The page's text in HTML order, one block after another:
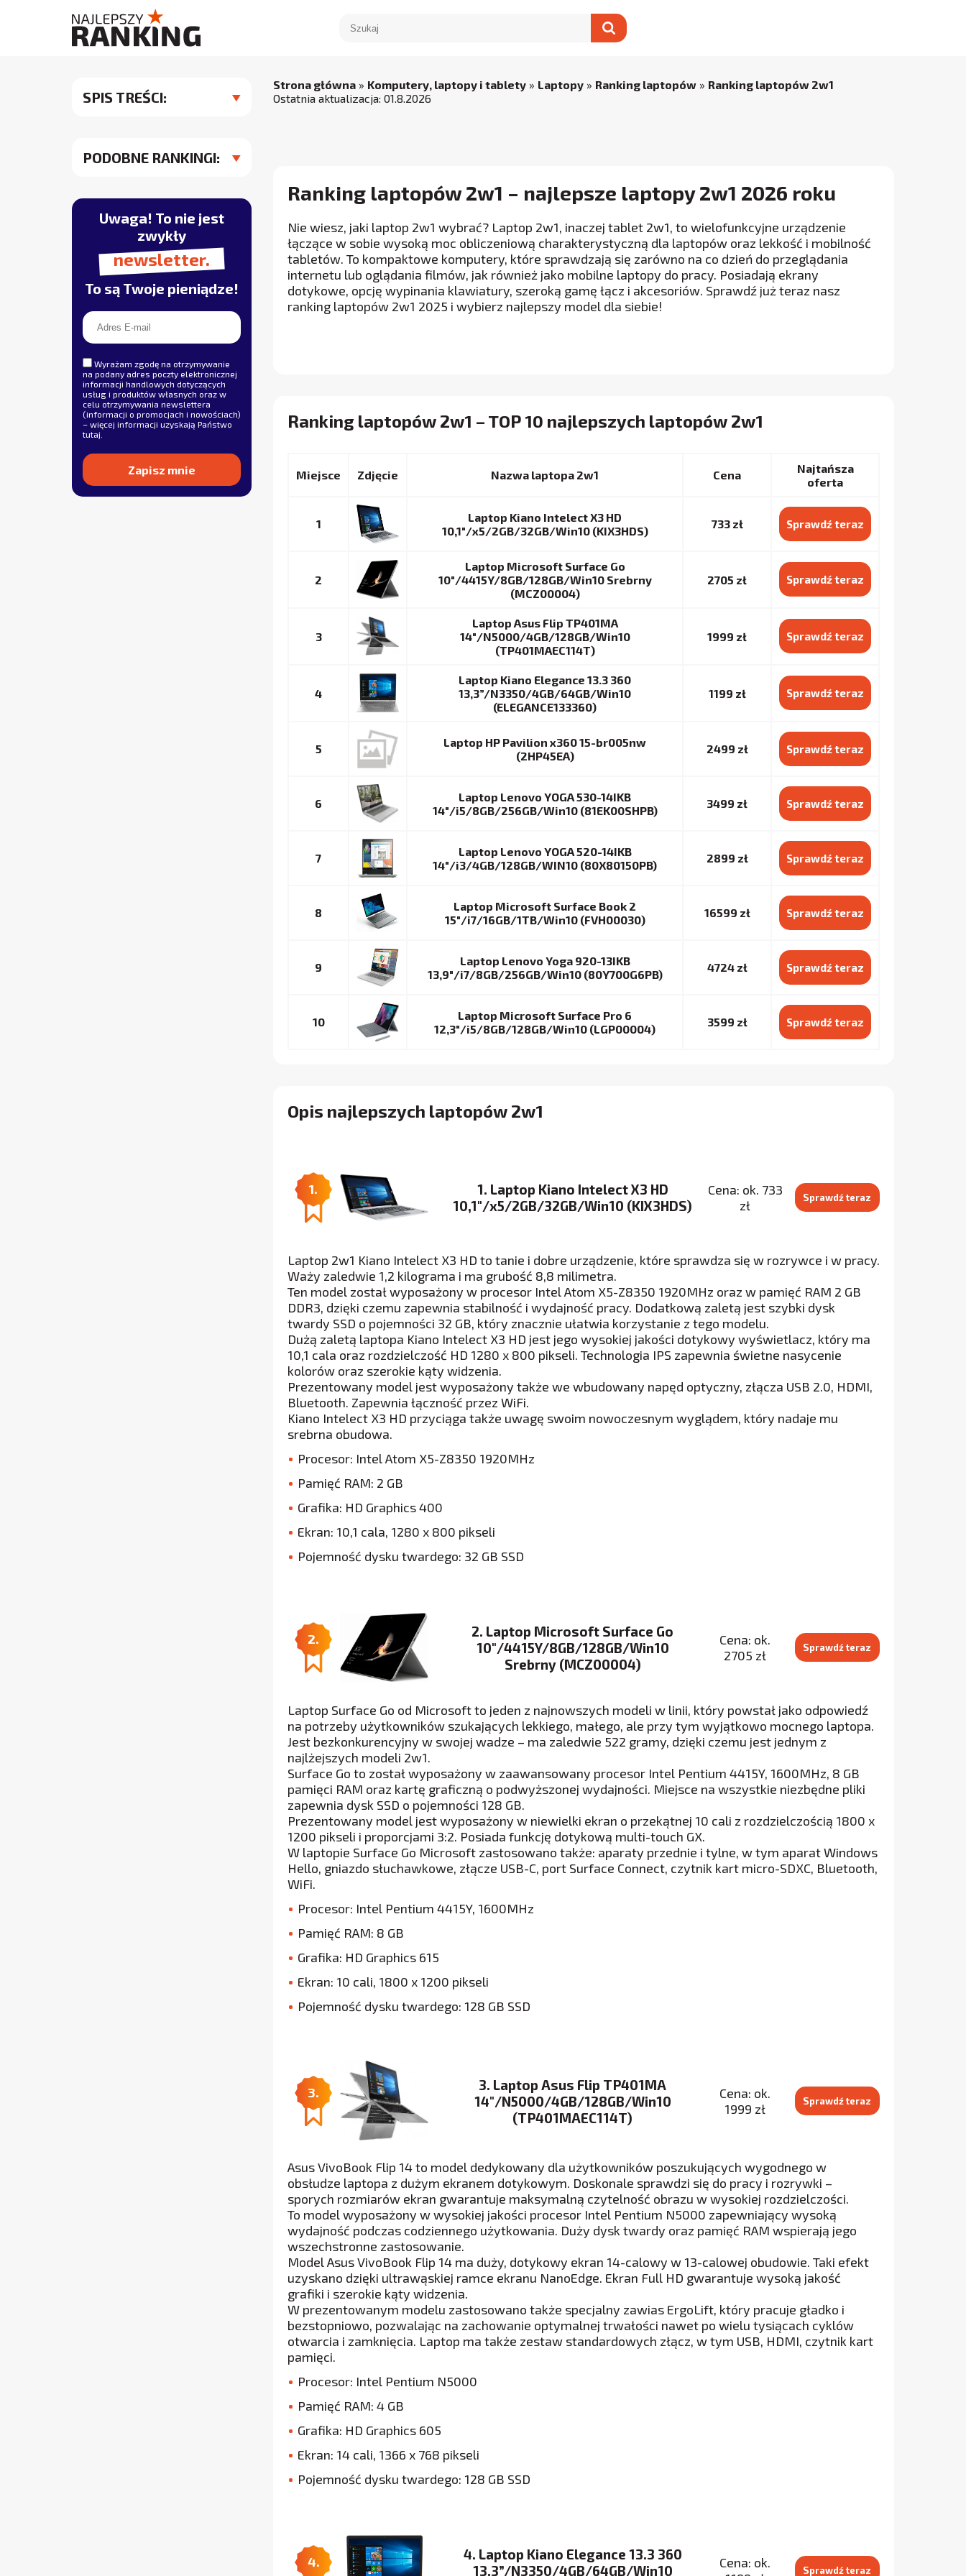
SPIS TREŚCI:
PODOBNE RANKINGI:
Uwaga! To nie jest
zwykły
newsletter.
To są Twoje pieniądze!
Wyrażam zgodę na otrzymywanie
na podany adres poczty elektronicznej
informacji handlowych dotyczących
usług i produktów własnych oraz w
celu otrzymywania newslettera
(informacji o promocjach i nowościach)
– więcej informacji uzyskają Państwo
tutaj
Strona główna » Komputery, laptopy i tablety » Laptopy » Ranking laptopów » Ranking laptopów 2w1
Ostatnia aktualizacja: 01.8.2026
Ranking laptopów 2w1 – najlepsze laptopy 2w1 2026 roku
Nie wiesz, jaki laptop 2w1 wybrać? Laptop 2w1, inaczej tablet 2w1, to wielofunkcyjne urządzenie
łączące w sobie wysoką moc obliczeniową charakterystyczną dla laptopów oraz lekkość i mobilność
tabletów. To kompaktowe komputery, które sprawdzają się zarówno na co dzień do przeglądania
internetu lub oglądania filmów, jak również jako mobilne laptopy do pracy. Posiadają ekrany
dotykowe, opcję wypinania klawiatury, szeroką gamę łącz i akcesoriów. Sprawdź już teraz nasz
ranking laptopów 2w1 2025 i wybierz najlepszy model dla siebie!
Ranking laptopów 2w1 – TOP 10 najlepszych laptopów 2w1
Miejsce Nazwa laptopa 2w1 Cena
Najtańsza
oferta
1
Laptop Kiano Intelect X3 HD
10,1″/x5/2GB/32GB/Win10 (KIX3HDS)
733 zł Sprawdź teraz
2
Laptop Microsoft Surface Go
10″/4415Y/8GB/128GB/Win10 Srebrny
(MCZ00004)
2705 zł Sprawdź teraz
3
Laptop Asus Flip TP401MA
14″/N5000/4GB/128GB/Win10
(TP401MAEC114T)
1999 zł Sprawdź teraz
4
Laptop Kiano Elegance 13.3 360
13,3”/N3350/4GB/64GB/Win10
(ELEGANCE133360)
1199 zł Sprawdź teraz
5
Laptop HP Pavilion x360 15-br005nw
(2HP45EA)
2499 zł Sprawdź teraz
6
Laptop Lenovo YOGA 530-14IKB
14″/i5/8GB/256GB/Win10 (81EK00SHPB)
3499 zł Sprawdź teraz
7
Laptop Lenovo YOGA 520-14IKB
14″/i3/4GB/128GB/WIN10 (80X80150PB)
2899 zł Sprawdź teraz
8
Laptop Microsoft Surface Book 2
15″/i7/16GB/1TB/Win10 (FVH00030)
16599 zł Sprawdź teraz
9
Laptop Lenovo Yoga 920-13IKB
13,9″/i7/8GB/256GB/Win10 (80Y700G6PB)
4724 zł Sprawdź teraz
10
Laptop Microsoft Surface Pro 6
12,3″/i5/8GB/128GB/Win10 (LGP00004)
3599 zł Sprawdź teraz
Opis najlepszych laptopów 2w1
1.
1. Laptop Kiano Intelect X3 HD
10,1″/x5/2GB/32GB/Win10 (KIX3HDS)
Cena: ok. 733
zł
Sprawdź teraz
Laptop 2w1 Kiano Intelect X3 HD to tanie i dobre urządzenie, które sprawdza się w rozrywce i w pracy.
Waży zaledwie 1,2 kilograma i ma grubość 8,8 milimetra.
Ten model został wyposażony w procesor Intel Atom X5-Z8350 1920MHz oraz w pamięć RAM 2 GB
DDR3, dzięki czemu zapewnia stabilność i wydajność pracy. Dodatkową zaletą jest szybki dysk
twardy SSD o pojemności 32 GB, który znacznie ułatwia korzystanie z tego modelu.
Dużą zaletą laptopa Kiano Intelect X3 HD jest jego wysokiej jakości dotykowy wyświetlacz, który ma
10,1 cala oraz rozdzielczość HD 1280 x 800 pikseli. Technologia IPS zapewnia świetne nasycenie
kolorów oraz szerokie kąty widzenia.
Prezentowany model jest wyposażony także we wbudowany napęd optyczny, złącza USB 2.0, HDMI,
Bluetooth. Zapewnia łączność przez WiFi.
Kiano Intelect X3 HD przyciąga także uwagę swoim nowoczesnym wyglądem, który nadaje mu
srebrna obudowa.
Procesor: Intel Atom X5-Z8350 1920MHz
Pamięć RAM: 2 GB
Grafika: HD Graphics 400
Ekran: 10,1 cala, 1280 x 800 pikseli
Pojemność dysku twardego: 32 GB SSD
2.
2. Laptop Microsoft Surface Go
10″/4415Y/8GB/128GB/Win10
Srebrny (MCZ00004)
Cena: ok.
2705 zł
Sprawdź teraz
Laptop Surface Go od Microsoft to jeden z najnowszych modeli w linii, który powstał jako odpowiedź
na potrzeby użytkowników szukających lekkiego, małego, ale przy tym wyjątkowo mocnego laptopa.
Jest bezkonkurencyjny w swojej wadze – ma zaledwie 522 gramy, dzięki czemu jest jednym z
najlżejszych modeli 2w1.
Surface Go to został wyposażony w zaawansowany procesor Intel Pentium 4415Y, 1600MHz, 8 GB
pamięci RAM oraz kartę graficzną o podwyższonej wydajności. Miejsce na wszystkie niezbędne pliki
zapewnia dysk SSD o pojemności 128 GB.
Prezentowany model jest wyposażony w niewielki ekran o przekątnej 10 cali z rozdzielczością 1800 x
1200 pikseli i proporcjami 3:2. Posiada funkcję dotykową multi-touch GX.
W laptopie Surface Go Microsoft zastosowano także: aparaty przednie i tylne, w tym aparat Windows
Hello, gniazdo słuchawkowe, złącze USB-C, port Surface Connect, czytnik kart micro-SDXC, Bluetooth,
WiFi.
Procesor: Intel Pentium 4415Y, 1600MHz
Pamięć RAM: 8 GB
Grafika: HD Graphics 615
Ekran: 10 cali, 1800 x 1200 pikseli
Pojemność dysku twardego: 128 GB SSD
3.
3. Laptop Asus Flip TP401MA
14″/N5000/4GB/128GB/Win10
(TP401MAEC114T)
Cena: ok.
1999 zł
Sprawdź teraz
Asus VivoBook Flip 14 to model dedykowany dla użytkowników poszukujących wygodnego w
obsłudze laptopa z dużym ekranem dotykowym. Doskonale sprawdzi się do pracy i rozrywki –
sporych rozmiarów ekran gwarantuje maksymalną czytelność obrazu w wysokiej rozdzielczości.
To model wyposażony w wysokiej jakości procesor Intel Pentium N5000 zapewniający wysoką
wydajność podczas codziennego użytkowania. Duży dysk twardy oraz pamięć RAM wspierają jego
wszechstronne zastosowanie.
Model Asus VivoBook Flip 14 ma duży, dotykowy ekran 14-calowy w 13-calowej obudowie. Taki efekt
uzyskano dzięki ultrawąskiej ramce ekranu NanoEdge. Ekran Full HD gwarantuje wysoką jakość
grafiki i szerokie kąty widzenia.
W prezentowanym modelu zastosowano także specjalny zawias ErgoLift, który pracuje gładko i
bezstopniowo, pozwalając na zachowanie optymalnej trwałości nawet po wielu tysiącach cyklów
otwarcia i zamknięcia. Laptop ma także zestaw standardowych złącz, w tym USB, HDMI, czytnik kart
pamięci.
Procesor: Intel Pentium N5000
Pamięć RAM: 4 GB
Grafika: HD Graphics 605
Ekran: 14 cali, 1366 x 768 pikseli
Pojemność dysku twardego: 128 GB SSD
4.
4. Laptop Kiano Elegance 13.3 360
13,3”/N3350/4GB/64GB/Win10
Cena: ok.
Sprawdź teraz